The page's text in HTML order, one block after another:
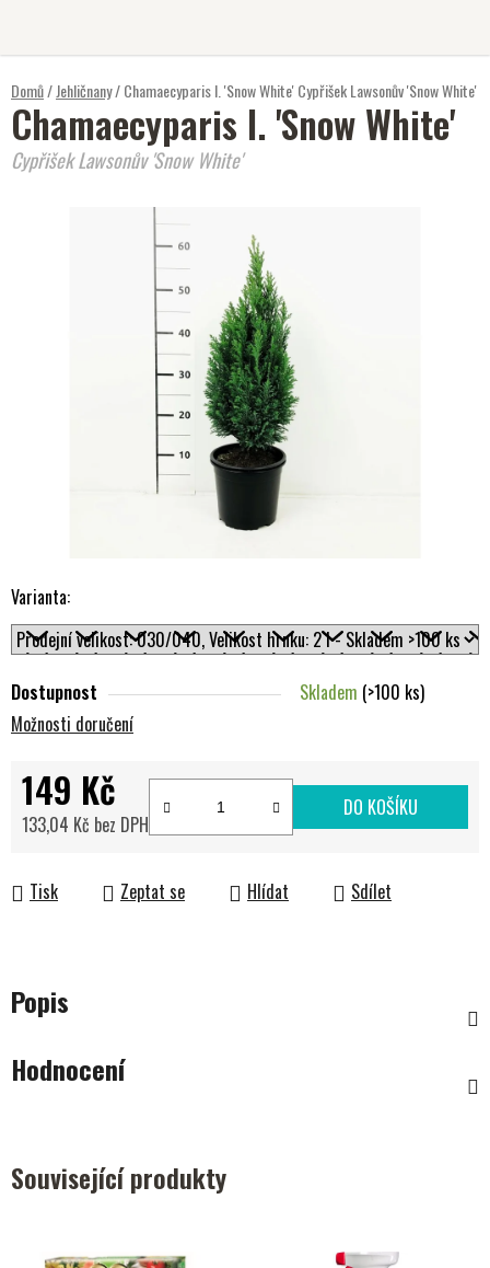
Domů/Jehličnany/Chamaecyparis l. 'Snow White'Cypřišek Lawsonův 'Snow White'
Varianta:
Dostupnost Skladem (>100 ks)
Možnosti doručení
149 Kč
133,04 Kč bez DPH
DO KOŠÍKU
Tisk Zeptat se Hlídat Sdílet
Chamaecyparis l. 'Snow White'
Cypřišek Lawsonův 'Snow White'
Popis
Hodnocení
Související produkty